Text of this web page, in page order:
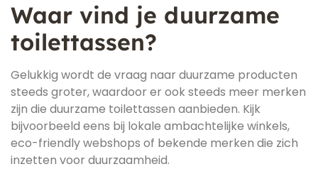
Waar vind je duurzame
toilettassen?
Gelukkig wordt de vraag naar duurzame producten
steeds groter, waardoor er ook steeds meer merken
zijn die duurzame toilettassen aanbieden. Kijk
bijvoorbeeld eens bij lokale ambachtelijke winkels,
eco-friendly webshops of bekende merken die zich
inzetten voor duurzaamheid.